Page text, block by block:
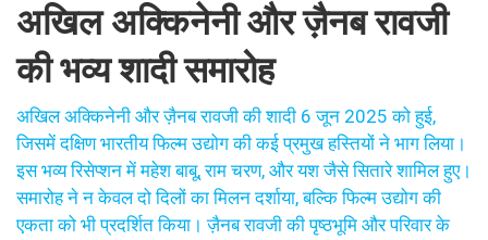
अखिल अक्किनेनी और ज़ैनब रावजी
की भव्य शादी समारोह
अखिल अक्किनेनी और ज़ैनब रावजी की शादी 6 जून 2025 को हुई,
जिसमें दक्षिण भारतीय फिल्म उद्योग की कई प्रमुख हस्तियों ने भाग लिया।
इस भव्य रिसेप्शन में महेश बाबू, राम चरण, और यश जैसे सितारे शामिल हुए।
समारोह ने न केवल दो दिलों का मिलन दर्शाया, बल्कि फिल्म उद्योग की
एकता को भी प्रदर्शित किया। ज़ैनब रावजी की पृष्ठभूमि और परिवार के